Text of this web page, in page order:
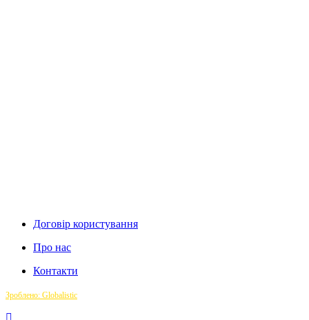
Договір користування
Про нас
Контакти
Зроблено: Globalistic